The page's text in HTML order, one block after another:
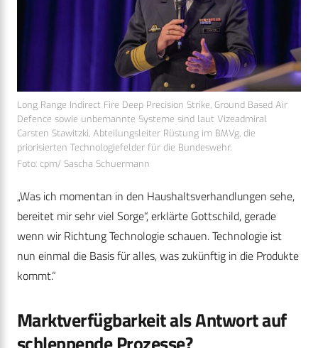
Long Range Indirect Fire Deep Precision Strike, Ground Based Air
Defence sowie unbemannte Systeme sind laut Vizeadmiral
Carsten Stawitzki, Abteilungsleiter Rüstung im BMVg, die
priorisierten Technologiefelder für die Bundeswehr.
Foto: cpm/ Sascha Schuermann
„Was ich momentan in den Haushaltsverhandlungen sehe,
bereitet mir sehr viel Sorge“, erklärte Gottschild, gerade
wenn wir Richtung Technologie schauen. Technologie ist
nun einmal die Basis für alles, was zukünftig in die Produkte
kommt.“
Marktverfügbarkeit als Antwort auf